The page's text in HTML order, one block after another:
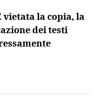
novelle”
vietata la copia, la
dei testi